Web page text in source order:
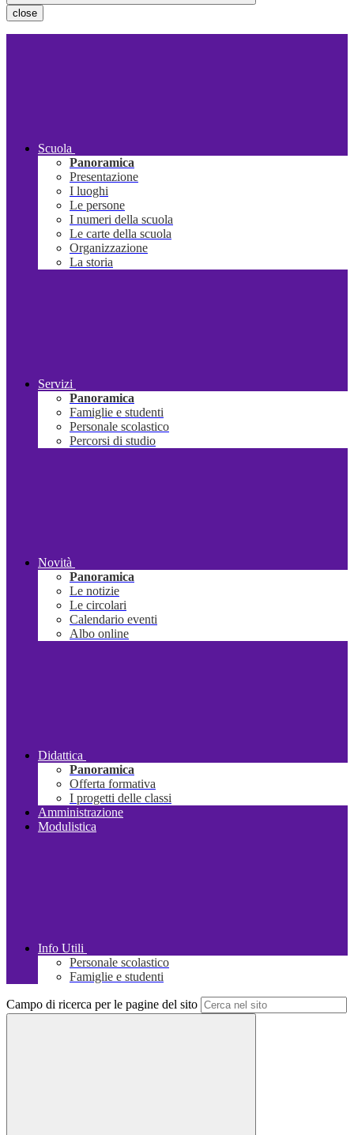
close
Scuola
Panoramica
Presentazione
I luoghi
Le persone
I numeri della scuola
Le carte della scuola
Organizzazione
La storia
Servizi
Panoramica
Famiglie e studenti
Personale scolastico
Percorsi di studio
Novità
Panoramica
Le notizie
Le circolari
Calendario eventi
Albo online
Didattica
Panoramica
Offerta formativa
I progetti delle classi
Amministrazione
Modulistica
Info Utili
Personale scolastico
Famiglie e studenti
Campo di ricerca per le pagine del sito